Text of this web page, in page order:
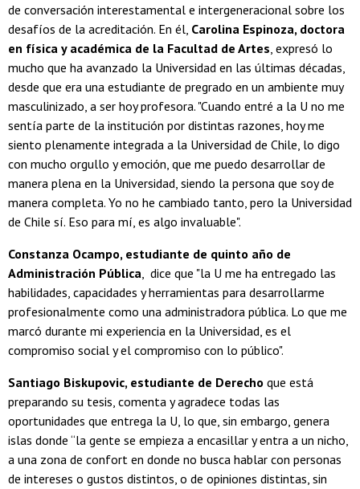
de conversación interestamental e intergeneracional sobre los
desafíos de la acreditación. En él, Carolina Espinoza, doctora
en física y académica de la Facultad de Artes, expresó lo
mucho que ha avanzado la Universidad en las últimas décadas,
desde que era una estudiante de pregrado en un ambiente muy
masculinizado, a ser hoy profesora. "Cuando entré a la U no me
sentía parte de la institución por distintas razones, hoy me
siento plenamente integrada a la Universidad de Chile, lo digo
con mucho orgullo y emoción, que me puedo desarrollar de
manera plena en la Universidad, siendo la persona que soy de
manera completa. Yo no he cambiado tanto, pero la Universidad
de Chile sí. Eso para mí, es algo invaluable".
Constanza Ocampo, estudiante de quinto año de
Administración Pública, dice que "la U me ha entregado las
habilidades, capacidades y herramientas para desarrollarme
profesionalmente como una administradora pública. Lo que me
marcó durante mi experiencia en la Universidad, es el
compromiso social y el compromiso con lo público".
Santiago Biskupovic, estudiante de Derecho que está
preparando su tesis, comenta y agradece todas las
oportunidades que entrega la U, lo que, sin embargo, genera
islas donde “la gente se empieza a encasillar y entra a un nicho,
a una zona de confort en donde no busca hablar con personas
de intereses o gustos distintos, o de opiniones distintas, sin